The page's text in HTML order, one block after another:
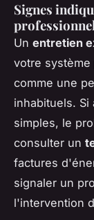
Signes
Un entretien
votre
comme une
inhabituels.
simples, le
consulter un
factures
signaler un
l'intervention